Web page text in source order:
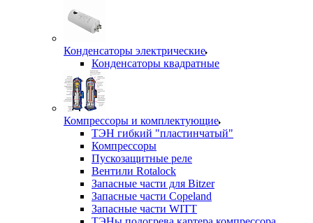
Конденсаторы электрические
Конденсаторы квадратные
Компрессоры и комплектующие
ТЭН гибкий "пластинчатый"
Компрессоры
Пускозащитные реле
Вентили Rotalock
Запасные части для Bitzer
Запасные части Copeland
Запасные части WITT